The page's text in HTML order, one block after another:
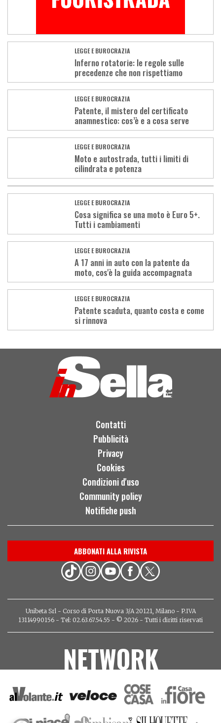
LEGGE E BUROCRAZIA
Inferno rotatorie: le regole sulle
precedenze che non rispettiamo
LEGGE E BUROCRAZIA
Patente, il mistero del certificato
anamnestico: cos’è e a cosa serve
LEGGE E BUROCRAZIA
Moto e autostrada, tutti i limiti di
cilindrata e potenza
LEGGE E BUROCRAZIA
Cosa significa se una moto è Euro 5+.
Tutti i cambiamenti
LEGGE E BUROCRAZIA
A 17 anni in auto con la patente da
moto, cos'è la guida accompagnata
LEGGE E BUROCRAZIA
Patente scaduta, quanto costa e come
si rinnova
More
Contatti
Pubblicità
Privacy
Cookies
Condizioni d'uso
Community policy
Notifiche push
ABBONATI ALLA RIVISTA
Unibeta Srl - Corso di Porta Nuova 3/A 20121, Milano - P.IVA
13114990156 - Tel: 02.63.67.54.55 - © 2026 - Tutti i diritti riservati
NETWORK